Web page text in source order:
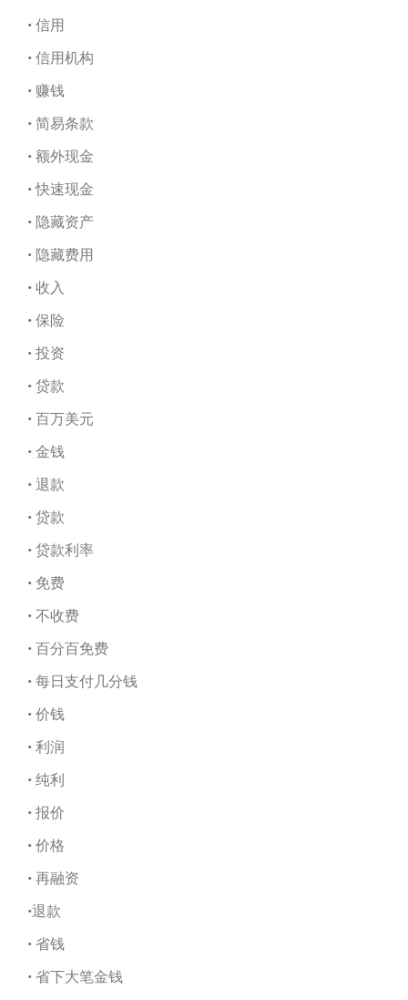
• 信用
• 信用机构
• 赚钱
• 简易条款
• 额外现金
• 快速现金
• 隐藏资产
• 隐藏费用
• 收入
• 保险
• 投资
• 贷款
• 百万美元
• 金钱
• 退款
• 贷款
• 贷款利率
• 免费
• 不收费
• 百分百免费
• 每日支付几分钱
• 价钱
• 利润
• 纯利
• 报价
• 价格
• 再融资
•退款
• 省钱
• 省下大笔金钱